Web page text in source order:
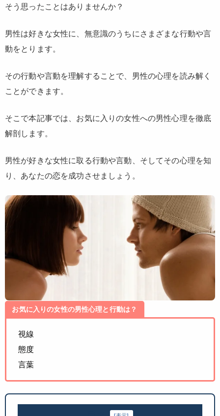
そう思ったことはありませんか？
男性は好きな女性に、無意識のうちにさまざまな行動や言
動をとります。
その行動や言動を理解することで、男性の心理を読み解く
ことができます。
そこで本記事では、お気に入りの女性への男性心理を徹底
解剖します。
男性が好きな女性に取る行動や言動、そしてその心理を知
り、あなたの恋を成功させましょう。
お気に入りの女性の男性心理と行動は？
視線
態度
言葉